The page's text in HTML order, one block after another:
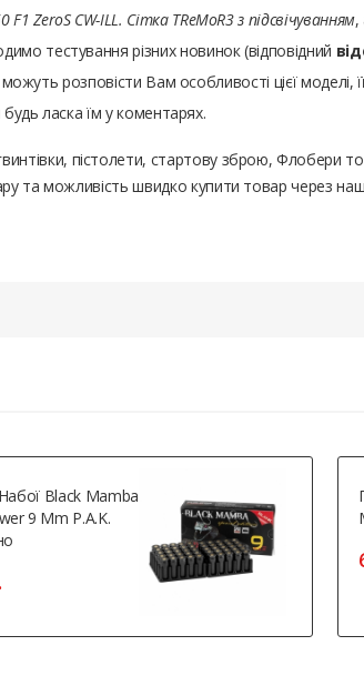
ZeroS СW-ILL. Сітка TReMoR3 з підсвічуванням,
тестування різних новинок (відповідний
розповісти Вам особливості цієї моделі,
будь ласка їм у коментарях.
пістолети, стартову зброю, Флобери
та можливість швидко купити товар через
Black Mamba
9 Mm P.A.K.